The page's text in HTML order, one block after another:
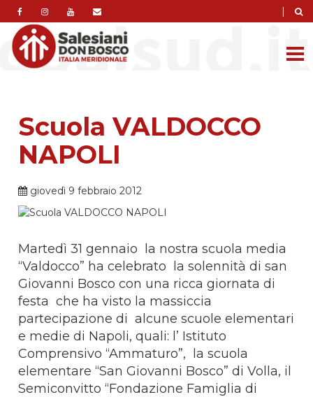
|
Scuola VALDOCCO
NAPOLI
giovedì 9 febbraio 2012
Martedì 31 gennaio la nostra scuola media
“Valdocco” ha celebrato la solennità di san
Giovanni Bosco con una ricca giornata di
festa che ha visto la massiccia
partecipazione di alcune scuole elementari
e medie di Napoli, quali: l’ Istituto
Comprensivo “Ammaturo”, la scuola
elementare “San Giovanni Bosco” di Volla, il
Semiconvitto “Fondazione Famiglia di